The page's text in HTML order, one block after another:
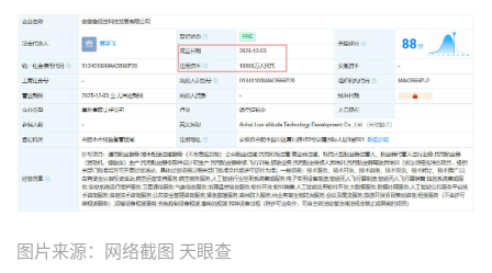
图片来源：网络截图 天眼查